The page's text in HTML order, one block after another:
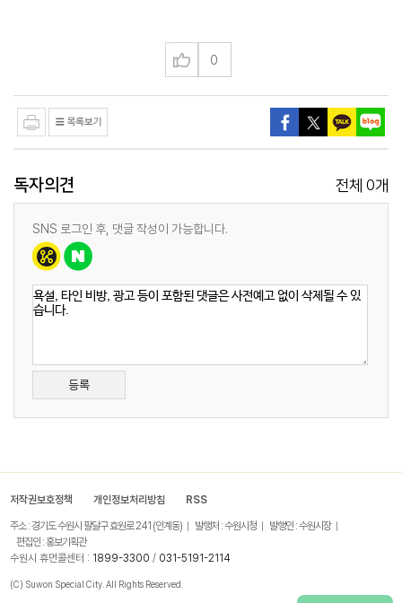
0
독자의견 전체 0개
SNS 로그인 후, 댓글 작성이 가능합니다.
등록
저작권보호정책 개인정보처리방침 RSS
주소 : 경기도 수원시 팔달구 효원로 241 (인계동) 발행처 : 수원시청
발행인 : 수원시장
편집인 : 홍보기획관
수원시 휴먼콜센터 : 1899-3300 / 031-5191-2114
(C) Suwon Special City. All Rights Reserved.